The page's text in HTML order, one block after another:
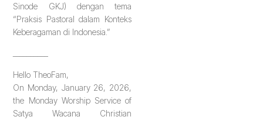
Sinode GKJ) dengan tema
“Praksis Pastoral dalam Konteks
Keberagaman di Indonesia.”
Hello TheoFam,
On Monday, January 26, 2026,
the Monday Worship Service of
Satya Wacana Christian